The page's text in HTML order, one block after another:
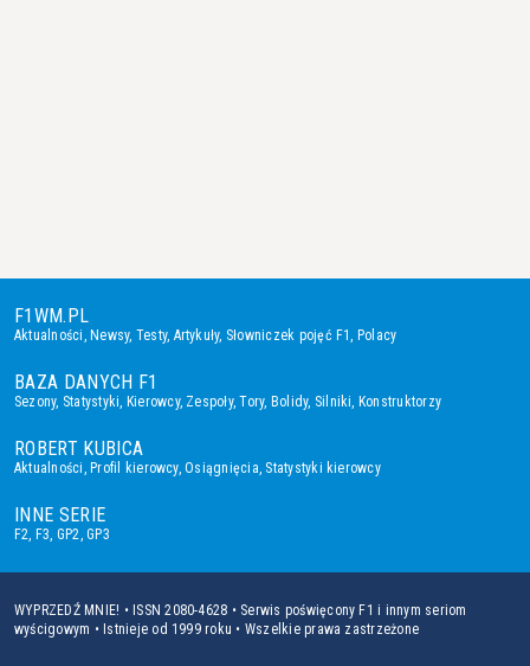
F1WM.PL
Aktualności, Newsy, Testy, Artykuły, Słowniczek pojęć F1, Polacy
BAZA DANYCH F1
Sezony, Statystyki, Kierowcy, Zespoły,Tory, Bolidy, Silniki, Konstruktorzy
ROBERT KUBICA
Aktualności, Profil kierowcy,Osiągnięcia, Statystyki kierowcy
INNE SERIE
F2, F3, GP2,GP3
WYPRZEDŹ MNIE! • ISSN 2080-4628 • Serwis poświęcony F1 i innym seriom
wyścigowym • Istnieje od 1999 roku • Wszelkie prawa zastrzeżone